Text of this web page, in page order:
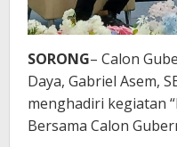
SORONG– Calon
Daya, Gabriel Asem,
menghadiri kegiatan
Bersama Calon